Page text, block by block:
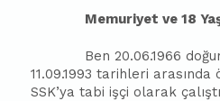
Memuriyet ve 18
Ben 20.06.1966
11.09.1993 tarihleri
SSK’ya tabi işçi olarak